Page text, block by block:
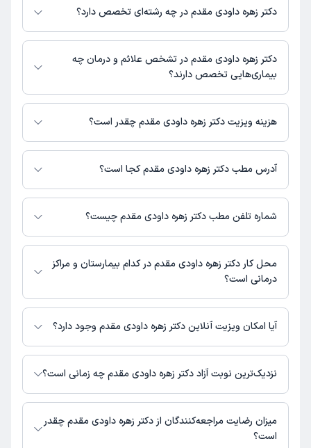
پلتفرم دکترتو باشند، می‌توانید از طریق این پلتفرم برای دریافت نوبت اقدام کنید.
در صورت فعال بودن پروفایل پزشک در دکترتو، امکان مشاهده نوبت‌های آزاد،
آدرس مطب، شماره تماس، برنامه حضور در مطب، تصاویر پزشک، ساعات کاری و
سایر اطلاعات مرتبط با خدمات پزشکی و نوبت‌گیری ممکن است در پروفایل ایشان
در دکترتو در دسترس باشد
دکتر زهره داودی مقدم در چه رشته‌ای تخصص دارد؟
دکتر زهره داودی مقدم در رشته‌های زیر (پزشکی) تخصص دارند:
زنان و زایمان
دکتر زهره داودی مقدم در تشخص علائم و درمان چه
بیماری‌هایی تخصص دارند؟
دکتر زهره داودی مقدم در تشخیص علائم و درمان بیماری‌های مرتبط با زنان و
زایمان فعالیت می‌کنند.
هزینه ویزیت دکتر زهره داودی مقدم چقدر است؟
برای اطلاع از هزینه ویزیت دکتر زهره داودی مقدم، لازم است با مطب تماس
بگیرید.آدرس مطب دکتر زهره داودی مقدم کجا است؟
دکتر زهره داودی مقدم 1 مطب فعال دارند. آدرس مطب‌های دکتر زهره داودی
مقدم به شرح زیر است.
شماره تلفن مطب دکتر زهره داودی مقدم چیست؟
خیابان شریعتی : 02122638019,09999553974
محل کار دکتر زهره داودی مقدم در کدام بیمارستان و مراکز
درمانی است؟
دکتر زهره داودی مقدم در مراکز زیر فعالیت دارد:
مرکز فوق تخصص درمان ناباروری و سقط مکرر ابن سینا
آیا امکان ویزیت آنلاین دکتر زهره داودی مقدم وجود دارد؟
در حال حاضر اطلاعاتی درباره ارائه ویزیت آنلاین توسط دکتر زهره داودی مقدم در
دسترس نیست. برای دریافت اطلاعات دقیق‌تر، لطفاً با مطب تماس بگیرید.
نزدیک‌ترین نوبت آزاد دکتر زهره داودی مقدم چه زمانی است؟
دکتر زهره داودی مقدم از روز یکشنبه 18 مرداد 1405 بیمار جدید می‌پذیرند.
میزان رضایت مراجعه‌کنندگان از دکتر زهره داودی مقدم چقدر
است؟